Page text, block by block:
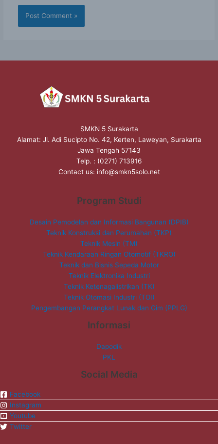
SMKN 5 Surakarta
Alamat: Jl. Adi Sucipto No. 42, Kerten, Laweyan, Surakarta
Jawa Tengah 57143
Telp. : (0271) 713916
Contact us: info@smkn5solo.net
Program Studi
Desain Pemodelan dan Informasi Bangunan (DPIB)
Teknik Konstruksi dan Perumahan (TKP)
Teknik Mesin (TM)
Teknik Kendaraan Ringan Otomotif (TKRO)
Teknik dan Bisnis Sepeda Motor
Teknik Elektronika Industri
Teknik Ketenagalistrikan (TK)
Teknik Otomasi Industri (TOI)
Pengembangan Perangkat Lunak dan Gim (PPLG)
Informasi
Dapodik
PKL
Social Media
Facebook
Instagram
Youtube
Twitter